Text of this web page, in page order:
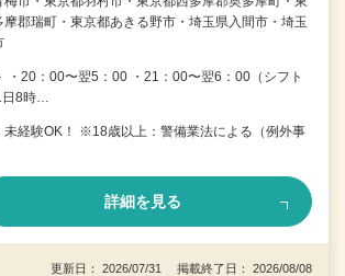
摩郡瑞町・東京都あきる野市・埼玉県入間市・埼玉
・20：00〜翌5：00 ・21：00〜翌6：00（シフト
8時…
未経験OK！ ※18歳以上：警備業法による（例外事
詳細を見る
更新日： 2026/07/31 掲載終了日： 2026/08/08